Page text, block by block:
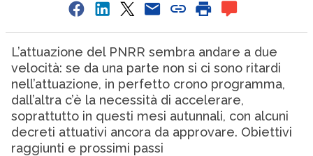
L’attuazione del PNRR sembra andare a due
velocità: se da una parte non si ci sono ritardi
nell’attuazione, in perfetto crono programma,
dall’altra c’è la necessità di accelerare,
soprattutto in questi mesi autunnali, con alcuni
decreti attuativi ancora da approvare. Obiettivi
raggiunti e prossimi passi